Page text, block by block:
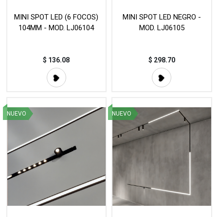
MINI SPOT LED (6 FOCOS)
104MM - MOD. LJ06104
$ 136.08
MINI SPOT LED NEGRO -
MOD. LJ06105
$ 298.70
NUEVO NUEVO